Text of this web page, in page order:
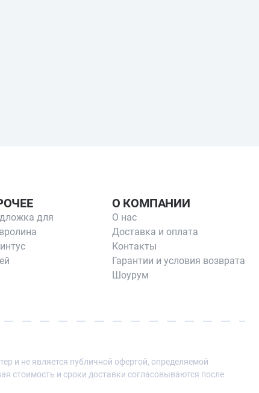
для
О КОМПАНИИ
О нас
Доставка и оплата
Контакты
Гарантии и условия возврата
Шоурум
и не является публичной офертой, определяемой
стоимость и сроки доставки согласовываются после